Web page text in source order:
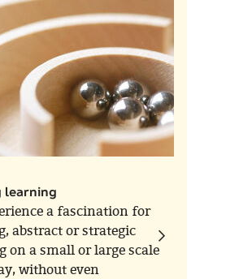
a study assignment.
learning
a fascination for
abstract or strategic
on a small or large scale
without even